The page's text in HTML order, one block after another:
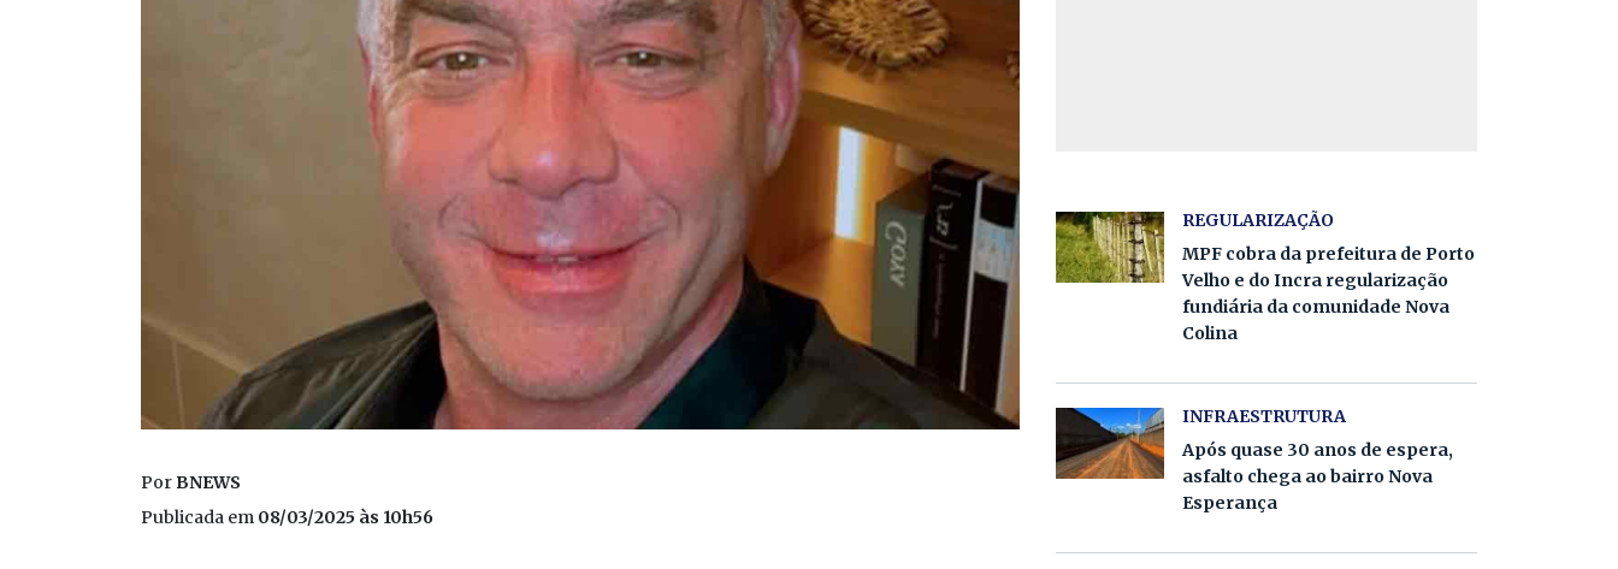
PorBNEWS
Publicada em 08/03/2025 às 10h56
REGULARIZAÇÃO
MPF cobra da prefeitura de Porto
Velho e do Incra regularização
fundiária da comunidade Nova
Colina
INFRAESTRUTURA
Após quase 30 anos de espera,
asfalto chega ao bairro Nova
Esperança